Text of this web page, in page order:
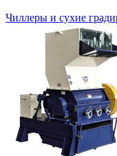
Чиллеры и сухие